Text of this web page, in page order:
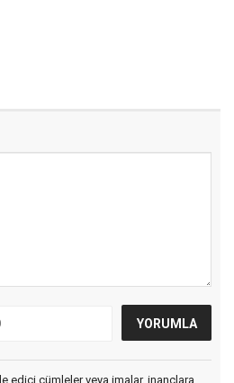
edici cümleler veya imalar, inançlara